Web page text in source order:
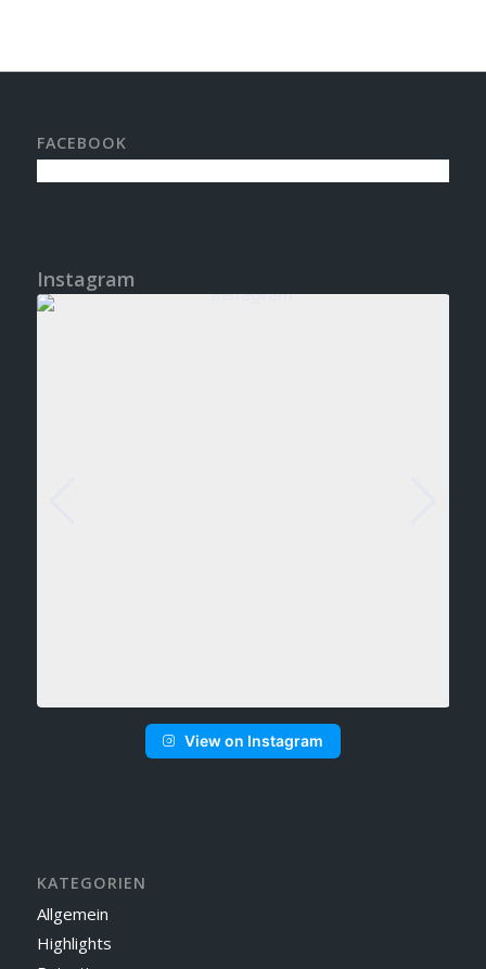
FACEBOOK
Instagram
View on Instagram
KATEGORIEN
Allgemein
Highlights